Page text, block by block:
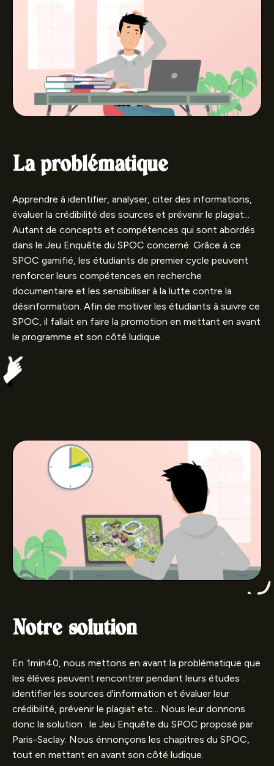
La problématique
Apprendre à identifier, analyser, citer des informations,
évaluer la crédibilité des sources et prévenir le plagiat...
Autant de concepts et compétences qui sont abordés
dans le Jeu Enquête du SPOC concerné. Grâce à ce
SPOC gamifié, les étudiants de premier cycle peuvent
renforcer leurs compétences en recherche
documentaire et les sensibiliser à la lutte contre la
désinformation. Afin de motiver les étudiants à suivre ce
SPOC, il fallait en faire la promotion en mettant en avant
le programme et son côté ludique.
Notre solution
En 1min40, nous mettons en avant la problématique que
les élèves peuvent rencontrer pendant leurs études :
identifier les sources d'information et évaluer leur
crédibilité, prévenir le plagiat etc... Nous leur donnons
donc la solution : le Jeu Enquête du SPOC proposé par
Paris-Saclay. Nous énnonçons les chapitres du SPOC,
tout en mettant en avant son côté ludique.